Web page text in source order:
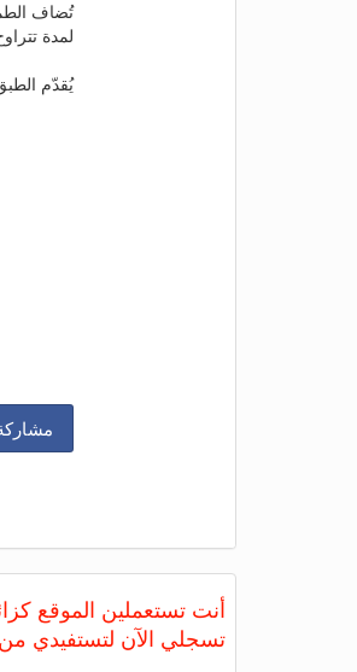
تُضاف
لمدة تتراوح بين
يُقدّم
أنت تستعملين الموقع
تسجلي الآن لتستفيدي